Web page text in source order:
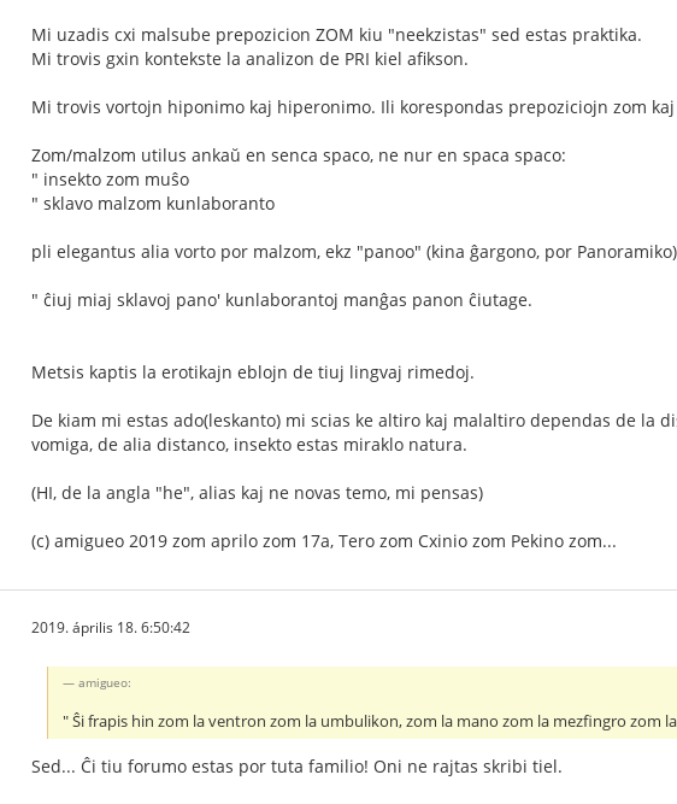
Mi uzadis cxi malsube prepozicion ZOM kiu "neekzistas" sed estas praktika.
Mi trovis gxin kontekste la analizon de PRI kiel afikson.
Mi trovis vortojn hiponimo kaj hiperonimo. Ili korespondas prepoziciojn zom
Zom/malzom utilus ankaŭ en senca spaco, ne nur en spaca spaco:
" insekto zom muŝo
" sklavo malzom kunlaboranto
pli elegantus alia vorto por malzom, ekz "panoo" (kina ĝargono, por
" ĉiuj miaj sklavoj pano' kunlaborantoj manĝas panon ĉiutage.
Metsis kaptis la erotikajn eblojn de tiuj lingvaj rimedoj.
De kiam mi estas ado(leskanto) mi scias ke altiro kaj malaltiro dependas de la
vomiga, de alia distanco, insekto estas miraklo natura.
(HI, de la angla "he", alias kaj ne novas temo, mi pensas)
(c) amigueo 2019 zom aprilo zom 17a, Tero zom Cxinio zom Pekino zom...
2019. április 18. 6:50:42
amigueo:
" Ŝi frapis hin zom la ventron zom la umbulikon, zom la mano zom la mezfingro zom
Sed... Ĉi tiu forumo estas por tuta familio! Oni ne rajtas skribi tiel.